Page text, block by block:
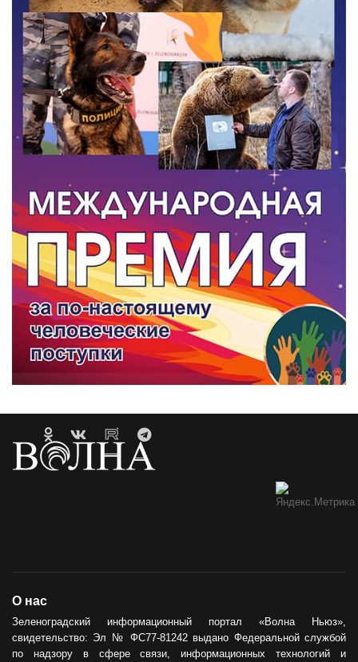
О нас
Зеленоградский информационный портал «Волна Ньюз»,
свидетельство: Эл № ФС77-81242 выдано Федеральной службой
по надзору в сфере связи, информационных технологий и